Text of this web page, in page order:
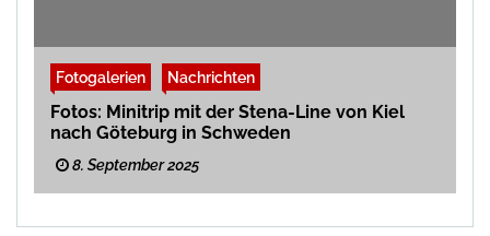
Fotogalerien Nachrichten
Fotos: Minitrip mit der Stena-Line von Kiel
nach Göteburg in Schweden
8. September 2025